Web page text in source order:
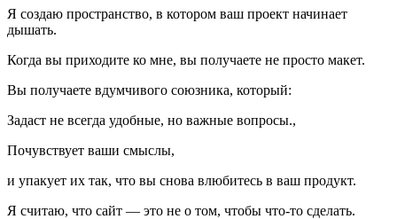
Я создаю пространство, в котором ваш проект начинает
дышать.
Когда вы приходите ко мне, вы получаете не просто макет.
Вы получаете вдумчивого союзника, который:
Задаст не всегда удобные, но важные вопросы.,
Почувствует ваши смыслы,
и упакует их так, что вы снова влюбитесь в ваш продукт.
Я считаю, что сайт — это не о том, чтобы что-то сделать.